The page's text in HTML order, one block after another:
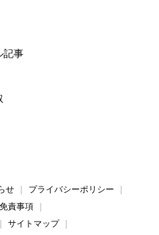
記事
せ
プライバシーポリシー
免責事項
サイトマップ